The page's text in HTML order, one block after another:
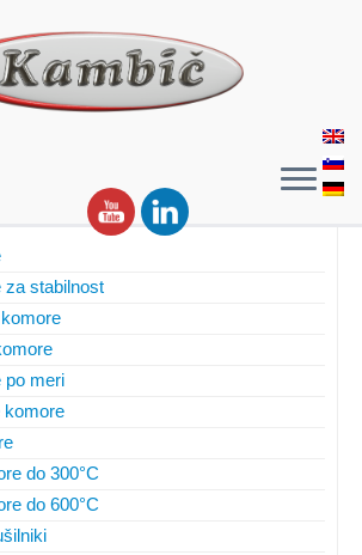
za stabilnost
po meri
komore
do 300°C
do 600°C